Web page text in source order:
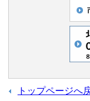
トップページへ